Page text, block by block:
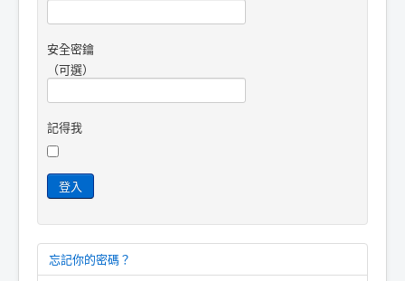
安全密鑰
（可選）
記得我
登入
忘記你的密碼？